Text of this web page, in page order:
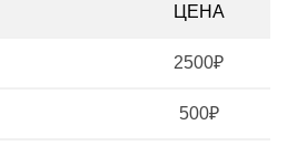
ЦЕНА
2500₽
500₽